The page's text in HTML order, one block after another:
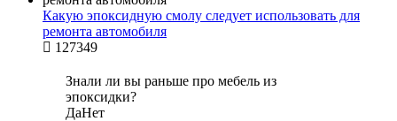
Какую эпоксидную смолу следует использовать для
ремонта автомобиля
127349
Знали ли вы раньше про мебель из
эпоксидки?
ДаНет